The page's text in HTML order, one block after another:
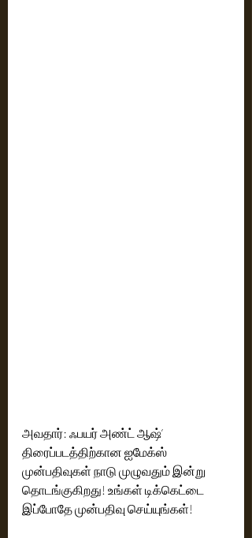
அவதார்: ஃபயர் அண்ட் ஆஷ்’
திரைப்படத்திற்கான ஐமேக்ஸ்
முன்பதிவுகள் நாடு முழுவதும் இன்று
தொடங்குகிறது! உங்கள் டிக்கெட்டை
இப்போதே முன்பதிவு செய்யுங்கள்!